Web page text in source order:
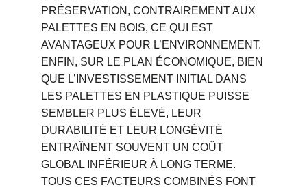
PRÉSERVATION, CONTRAIREMENT AUX
PALETTES EN BOIS, CE QUI EST
AVANTAGEUX POUR L’ENVIRONNEMENT.
ENFIN, SUR LE PLAN ÉCONOMIQUE, BIEN
QUE L’INVESTISSEMENT INITIAL DANS
LES PALETTES EN PLASTIQUE PUISSE
SEMBLER PLUS ÉLEVÉ, LEUR
DURABILITÉ ET LEUR LONGÉVITÉ
ENTRAÎNENT SOUVENT UN COÛT
GLOBAL INFÉRIEUR À LONG TERME.
TOUS CES FACTEURS COMBINÉS FONT